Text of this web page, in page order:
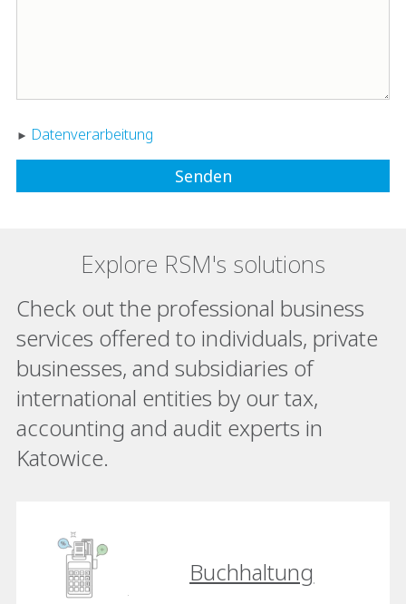
Datenverarbeitung
Explore RSM's solutions
Check out the professional business
services offered to individuals, private
businesses, and subsidiaries of
international entities by our tax,
accounting and audit experts in
Katowice.
Buchhaltung